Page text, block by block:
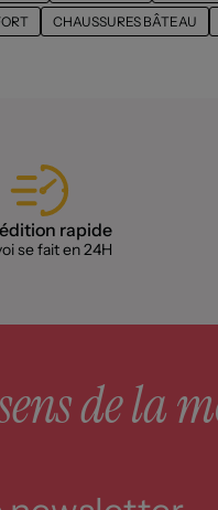
CHAUSSURES BÂTEAU
rapide
se fait en 24H
de la